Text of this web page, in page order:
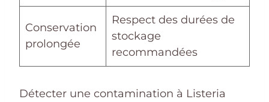
Conservation
prolongée
Respect des durées de
stockage
recommandées
Détecter une contamination à Listeria